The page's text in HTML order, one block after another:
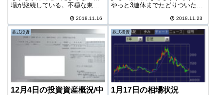
場が継続している。不穏な東京
うのか。さて、今日の成績を見
ていこう。-29,102円今日は持ち
株の中では6674ジーエスユアサ
以外は微減。投資信託も含めた
2018.11.16
やっと3連休までたどりついた。
う。今日の東京市場は3日ぶりに
上昇。下げもやっと一服してく
れた。ただ連休前ということも
あってか売買代金が約2兆円強
2018.11.23
株式投資
12月4日の投資資産概況/中
株式投資
1月17日の相場状況